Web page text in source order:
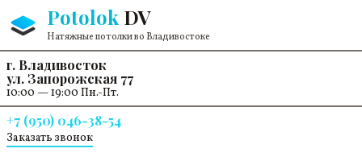
Перейти к содержанию
Potolok DV
Натяжные потолки во Владивостоке
г. Владивосток
ул. Запорожская 77
10:00 — 19:00 Пн.-Пт.
+7 (950) 046-38-54
Заказать звонок